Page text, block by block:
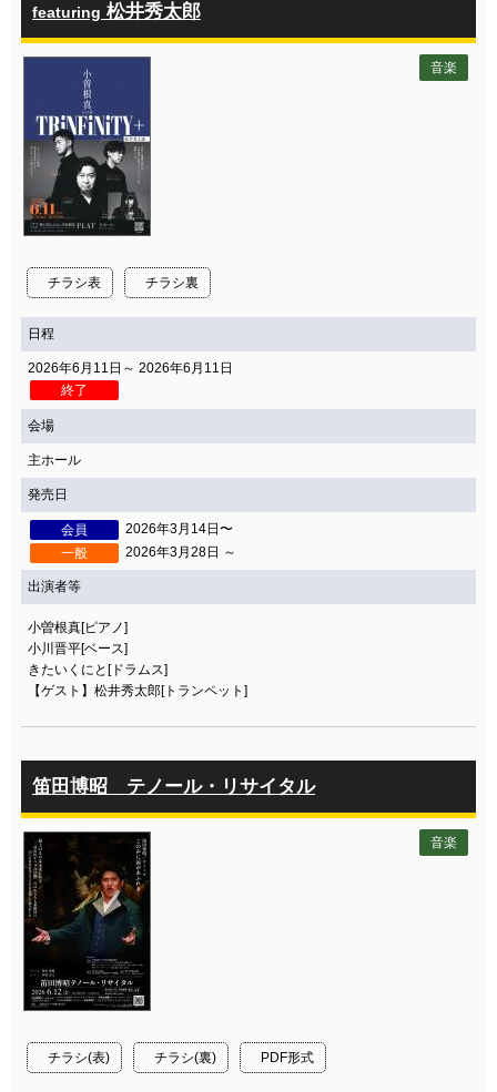
featuring 松井秀太郎
チラシ表 チラシ裏
音楽
日程
2026年6月11日～ 2026年6月11日
終了
会場
主ホール
発売日
会員
2026年3月14日〜
一般
2026年3月28日 ～
出演者等
小曽根真[ピアノ]
小川晋平[ベース]
きたいくにと[ドラムス]
【ゲスト】松井秀太郎[トランペット]
笛田博昭 テノール・リサイタル
チラシ(表) チラシ(裏) PDF形式
音楽